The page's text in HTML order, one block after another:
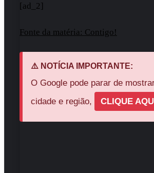
[ad_2]
Fonte da matéria: Contigo!
⚠️ NOTÍCIA IMPORTANTE:
O Google pode parar de
cidade e região,
CLIQUE